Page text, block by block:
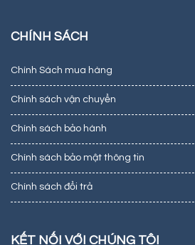
CHÍNH SÁCH
Chính Sách mua hàng
Chính sách vận chuyển
Chính sách bảo hành
Chính sách bảo mật thông tin
Chính sách đổi trả
KẾT NỐI VỚI CHÚNG TÔI